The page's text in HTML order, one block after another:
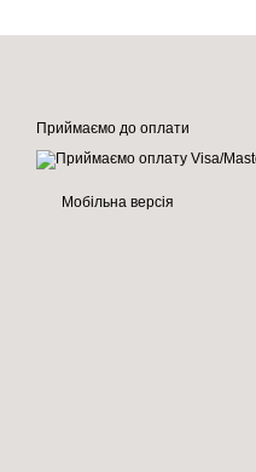
Приймаємо до оплати
Мобільна версія